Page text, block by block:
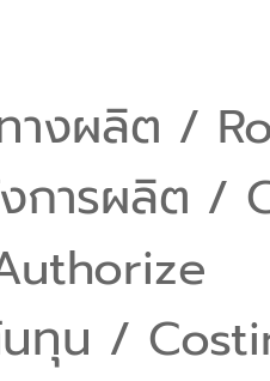
างผลิต /
การผลิต /
ทุน /